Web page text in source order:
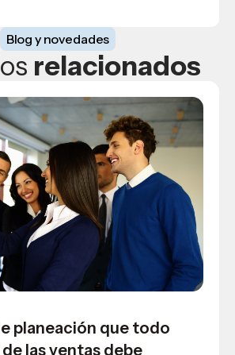
Blog y novedades
relacionados
planeación que todo
las ventas debe
ideas de negocio y
de forma